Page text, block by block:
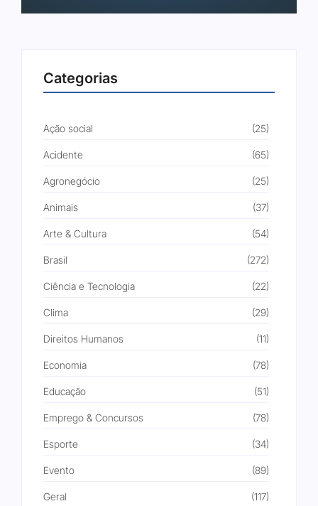
Categorias
Ação social (25)
Acidente (65)
Agronegócio (25)
Animais (37)
Arte & Cultura (54)
Brasil (272)
Ciência e Tecnologia (22)
Clima (29)
Direitos Humanos (11)
Economia (78)
Educação (51)
Emprego & Concursos (78)
Esporte (34)
Evento (89)
Geral (117)